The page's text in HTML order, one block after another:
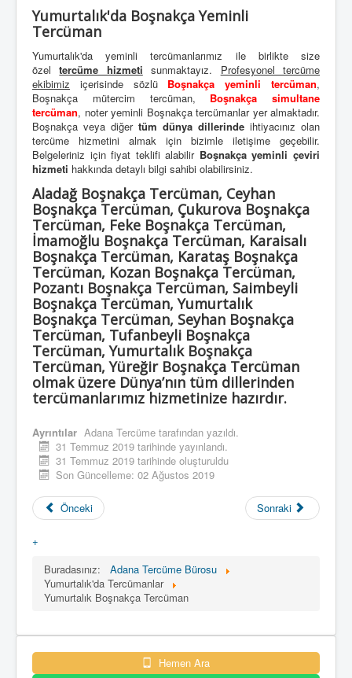
Yumurtalık'da Boşnakça Yeminli
Tercüman
Yumurtalık'da yeminli tercümanlarımız ile birlikte size
özeltercüme hizmeti sunmaktayız. Profesyonel tercüme
ekibimiz içerisinde sözlü Boşnakça yeminli tercüman,
Boşnakça mütercim tercüman, Boşnakça simultane
tercüman, noter yeminli Boşnakça tercümanlar yer almaktadır.
Boşnakça veya diğer tüm dünya dillerinde ihtiyacınız olan
tercüme hizmetini almak için bizimle iletişime geçebilir.
Belgeleriniz için fiyat teklifi alabilir Boşnakça yeminli çeviri
hizmeti hakkında detaylı bilgi sahibi olabilirsiniz.
Aladağ Boşnakça Tercüman, Ceyhan
Boşnakça Tercüman, Çukurova Boşnakça
Tercüman, Feke Boşnakça Tercüman,
İmamoğlu Boşnakça Tercüman, Karaisalı
Boşnakça Tercüman, Karataş Boşnakça
Tercüman, Kozan Boşnakça Tercüman,
Pozantı Boşnakça Tercüman, Saimbeyli
Boşnakça Tercüman, Yumurtalık
Boşnakça Tercüman, Seyhan Boşnakça
Tercüman, Tufanbeyli Boşnakça
Tercüman, Yumurtalık Boşnakça
Tercüman, Yüreğir Boşnakça Tercüman
olmak üzere Dünya’nın tüm dillerinden
tercümanlarımız hizmetinize hazırdır.
Ayrıntılar Adana Tercüme tarafından yazıldı.
31 Temmuz 2019 tarihinde yayınlandı.
31 Temmuz 2019 tarihinde oluşturuldu
Son Güncelleme: 02 Ağustos 2019
Önceki Sonraki
+
Buradasınız:
Adana Tercüme Bürosu
Yumurtalık'da Tercümanlar
Yumurtalık Boşnakça Tercüman
Hemen Ara